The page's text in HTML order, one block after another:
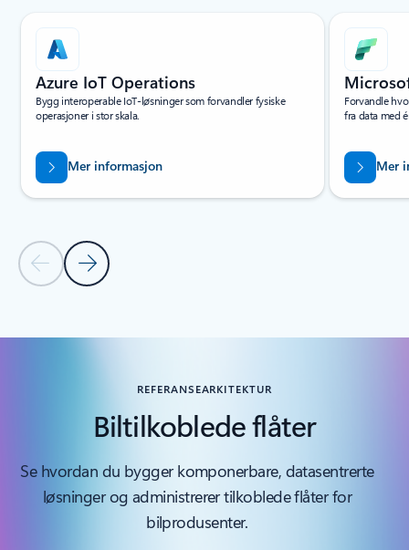
Bla gjennom skjermlesertekst for enkeltlysbilde
Forrige lysbildeNeste lysbilde
Azure IoT Operations
Bygg interoperable IoT-løsninger som forvandler fysiske
operasjoner i stor skala.
Mer informasjon
Forvandle
fra data med
Mer
Tilbake til delen Relaterte produkter
REFERANSEARKITEKTUR
Biltilkoblede flåter
Se hvordan du bygger komponerbare, datasentrerte
løsninger og administrerer tilkoblede flåter for
bilprodusenter.